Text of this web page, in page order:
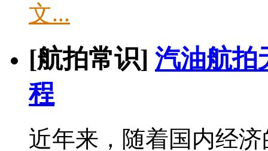
文...
[航拍常识] 汽油航拍
程
近年来，随着国内经